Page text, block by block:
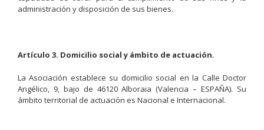
administración y disposición de sus bienes.
Artículo 3. Domicilio social y ámbito de actuación.
La Asociación establece su domicilio social en la Calle Doctor
Angélico, 9, bajo de 46120 Alboraia (Valencia – ESPAÑA). Su
ámbito territorial de actuación es Nacional e Internacional.